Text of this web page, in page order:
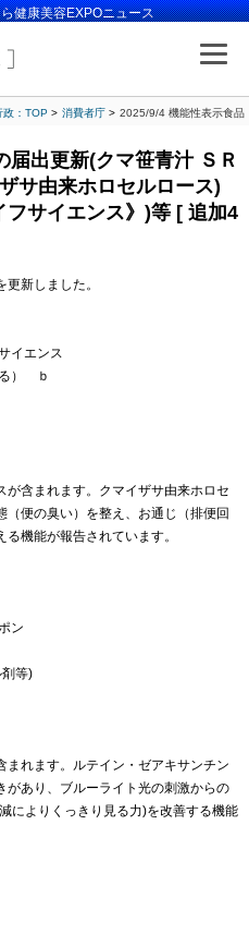
健康美容EXPOニュース
政：TOP 消費者庁 2025/9/4 機能性表示食品
届出更新(クマ笹青汁 ＳＲ
サ由来ホロセルロース)
フサイエンス》)等 [ 追加4
新しました。
イエンス
） ｂ
含まれます。クマイザサ由来ホロセ
便の臭い）を整え、お通じ（排便回
機能が報告されています。
ン
剤等)
れます。ルテイン・ゼアキサンチン
があり、ブルーライト光の刺激からの
によりくっきり見る力)を改善する機能